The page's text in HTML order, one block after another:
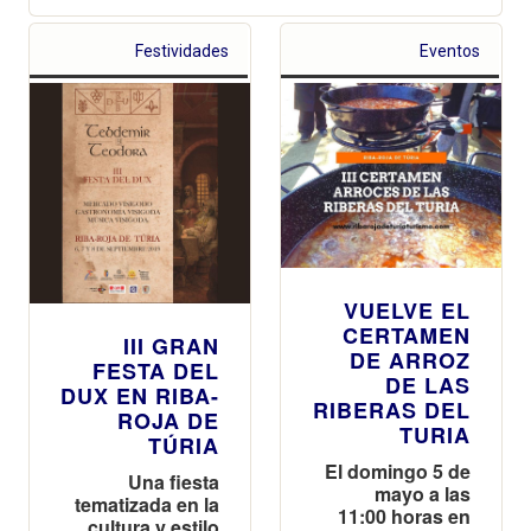
Festividades
III GRAN
FESTA DEL
DUX EN RIBA-
ROJA DE
TÚRIA
Una fiesta
tematizada en la
Eventos
VUELVE EL
CERTAMEN
DE ARROZ
DE LAS
RIBERAS DEL
TURIA
El domingo 5 de
mayo a las
11:00 horas en